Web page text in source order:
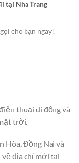
tại Nha Trang
cho bạn ngay !
thoại di động và
trời.
Hòa, Đồng Nai và
về địa chỉ mới tại